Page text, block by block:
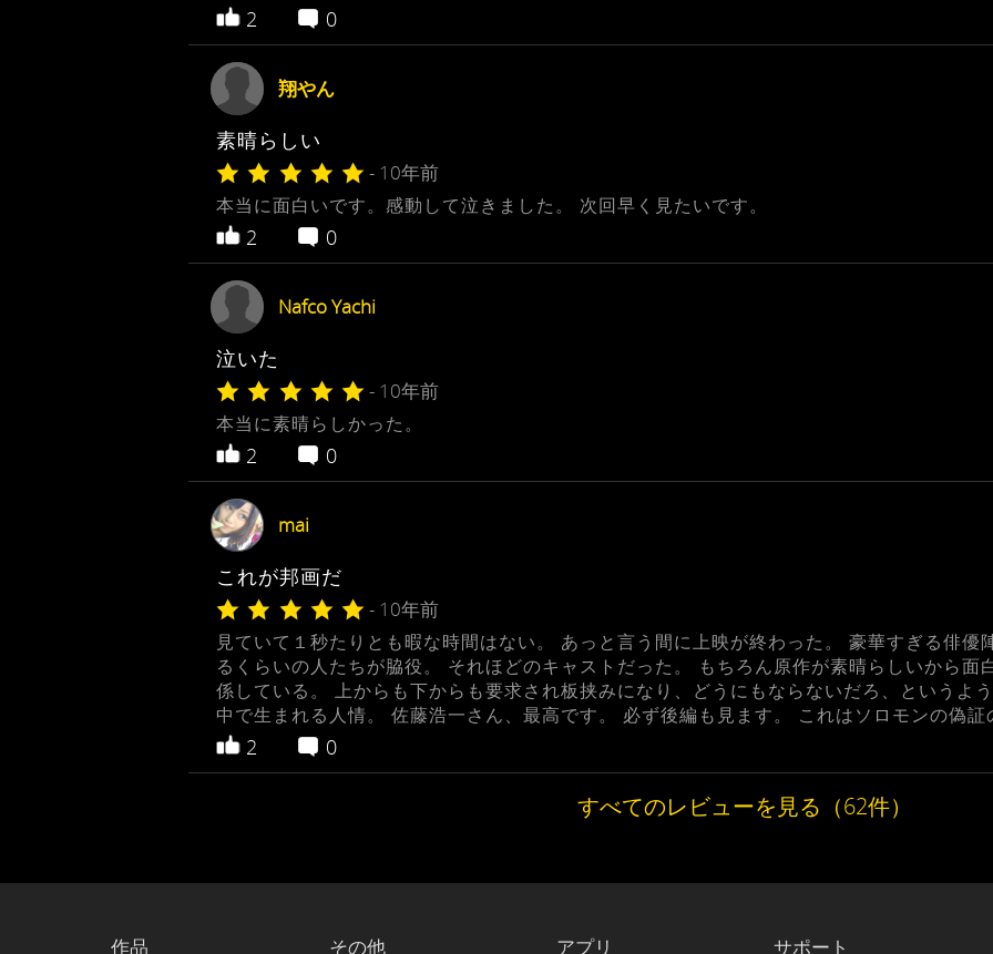
2 0
翔やん
素晴らしい
- 10年前
本当に面白いです。感動して泣きました。 次回早く見たいです。
2 0
Nafco Yachi
泣いた
- 10年前
本当に素晴らしかった。
2 0
mai
これが邦画だ
- 10年前
見ていて１秒たりとも暇な時間はない。 あっと言う間に上映が終わった。 豪華すぎる俳優
るくらいの人たちが脇役。 それほどのキャストだった。 もちろん原作が素晴らしいから面
係している。 上からも下からも要求され板挟みになり、どうにもならないだろ、というよ
中で生まれる人情。 佐藤浩一さん、最高です。 必ず後編も見ます。 これはソロモンの偽証
2 0
すべてのレビューを見る（62件）
作品 その他 アプリ サポート